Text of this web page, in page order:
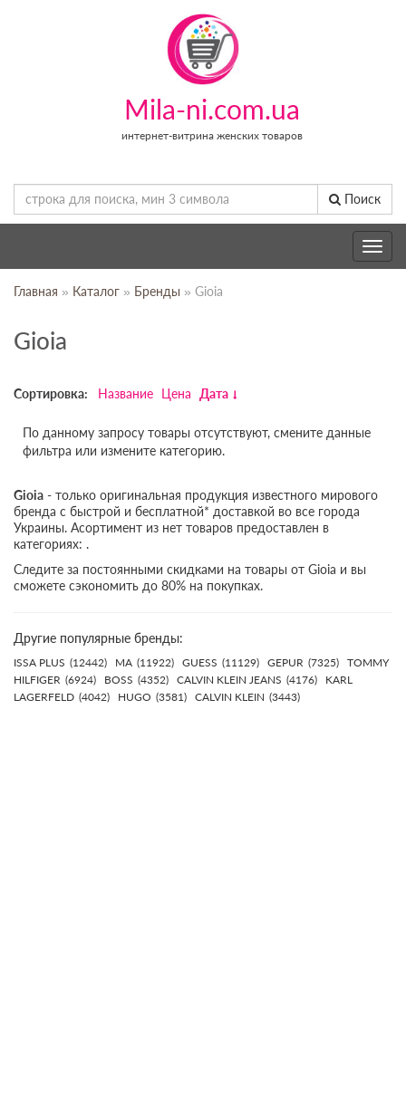
Mila-ni.com.ua
интернет-витрина женских товаров
Поиск
Toggle
Главная » Каталог » Бренды » Gioia
Gioia
Сортировка: Название Цена Дата
По данному запросу товары отсутствуют, смените данные
фильтра или измените категорию.
Gioia - только оригинальная продукция известного мирового
бренда с быстрой и бесплатной* доставкой во все города
Украины. Асортимент из нет товаров предоставлен в
категориях: .
Следите за постоянными скидками на товары от Gioia и вы
сможете сэкономить до 80% на покупках.
Другие популярные бренды:
ISSA PLUS (12442) MA (11922) GUESS (11129) GEPUR (7325) TOMMY
HILFIGER (6924) BOSS (4352) CALVIN KLEIN JEANS (4176)
KARL
LAGERFELD (4042) HUGO (3581) CALVIN KLEIN (3443)